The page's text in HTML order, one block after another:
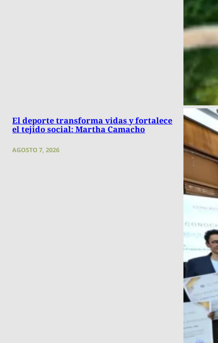
El deporte transforma vidas y fortalece
el tejido social: Martha Camacho
AGOSTO 7, 2026